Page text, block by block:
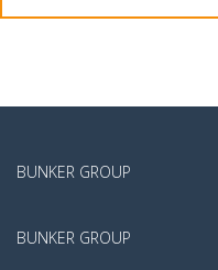
BUNKER GROUP
BUNKER GROUP